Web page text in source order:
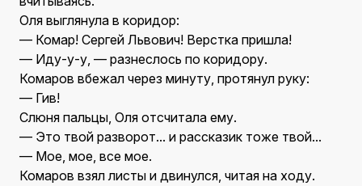
Оля выглянула в коридор:
— Комар! Сергей Львович! Верстка пришла!
— Иду-у-у, — разнеслось по коридору.
Комаров вбежал через минуту, протянул руку:
— Гив!
Слюня пальцы, Оля отсчитала ему.
— Это твой разворот... и рассказик тоже твой...
— Мое, мое, все мое.
Комаров взял листы и двинулся, читая на ходу.